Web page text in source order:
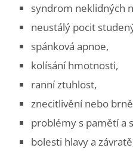
syndrom neklidných
neustálý pocit
spánková apnoe,
kolísání hmotnosti,
ranní ztuhlost,
znecitlivění nebo
problémy s pamětí a
bolesti hlavy a